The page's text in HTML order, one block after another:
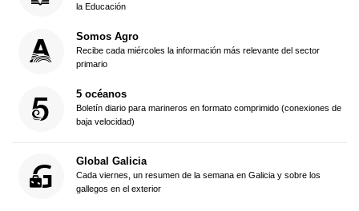
la Educación
Somos Agro
Recibe cada miércoles la información más relevante del sector
primario
5 océanos
Boletín diario para marineros en formato comprimido (conexiones de
baja velocidad)
Global Galicia
Cada viernes, un resumen de la semana en Galicia y sobre los
gallegos en el exterior